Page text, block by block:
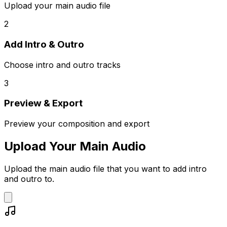
Upload your main audio file
2
Add Intro & Outro
Choose intro and outro tracks
3
Preview & Export
Preview your composition and export
Upload Your Main Audio
Upload the main audio file that you want to add intro
and outro to.